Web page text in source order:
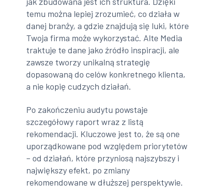
temu można lepiej zrozumieć, co działa w
danej branży, a gdzie znajdują się luki, które
Twoja firma może wykorzystać. Alte Media
traktuje te dane jako źródło inspiracji, ale
zawsze tworzy unikalną strategię
dopasowaną do celów konkretnego klienta,
a nie kopię cudzych działań.
Po zakończeniu audytu powstaje
szczegółowy raport wraz z listą
rekomendacji. Kluczowe jest to, że są one
uporządkowane pod względem priorytetów
– od działań, które przyniosą najszybszy i
największy efekt, po zmiany
rekomendowane w dłuższej perspektywie.